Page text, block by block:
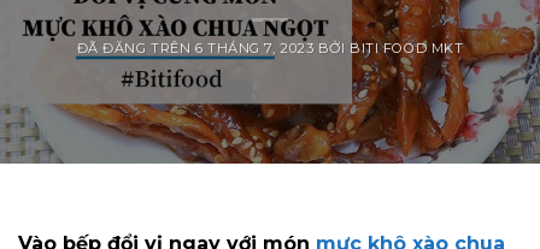
ĐÃ ĐĂNG TRÊN 6 THÁNG 7, 2023 BỞI BITI FOOD MKT
Vào bếp đổi vị ngay với món mực khô xào chua